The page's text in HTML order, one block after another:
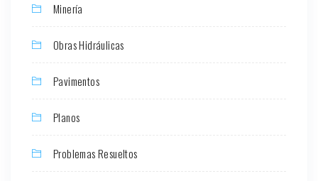
Minería
Obras Hidráulicas
Pavimentos
Planos
Problemas Resueltos